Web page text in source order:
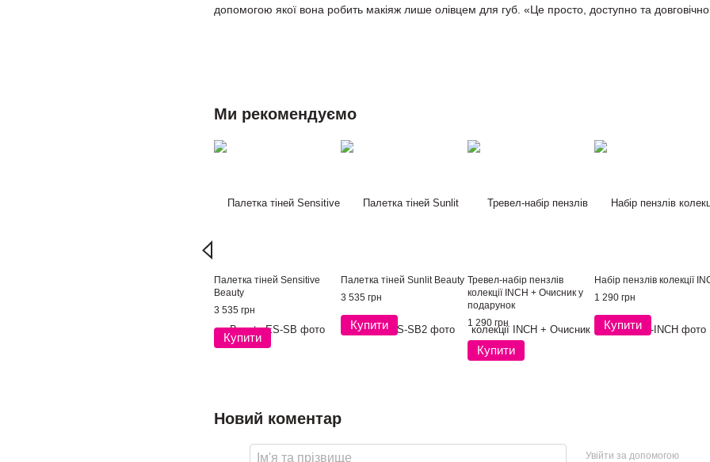
допомогою якої вона робить макіяж лише олівцем для губ. «Це просто, доступно та
Ми рекомендуємо
Палетка тіней Sensitive
Beauty
3 535 грн
Купити
Палетка тіней Sunlit Beauty
3 535 грн
Купити
Тревел-набір пензлів
колекції INCH + Очисник у
подарунок
1 290 грн
Купити
Набір пензлів колекції
1 290 грн
Купити
Новий коментар
Увійти за допомогою